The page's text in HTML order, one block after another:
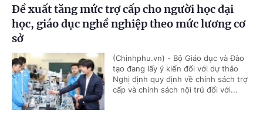
Đề xuất tăng mức trợ cấp cho người học đại
học, giáo dục nghề nghiệp theo mức lương cơ
sở
(Chinhphu.vn) - Bộ Giáo dục và Đào
tạo đang lấy ý kiến đối với dự thảo
Nghị định quy định về chính sách trợ
cấp và chính sách nội trú đối với...